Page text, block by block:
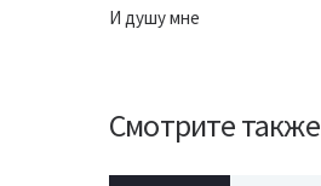
И душу мне
Смотрите также